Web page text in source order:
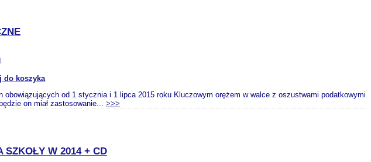
do koszyka
obowiązujących od 1 stycznia i 1 lipca 2015 roku Kluczowym orężem w walce z oszustwami podatkowymi
on miał zastosowanie... >>>
SZKOŁY W 2014 + CD